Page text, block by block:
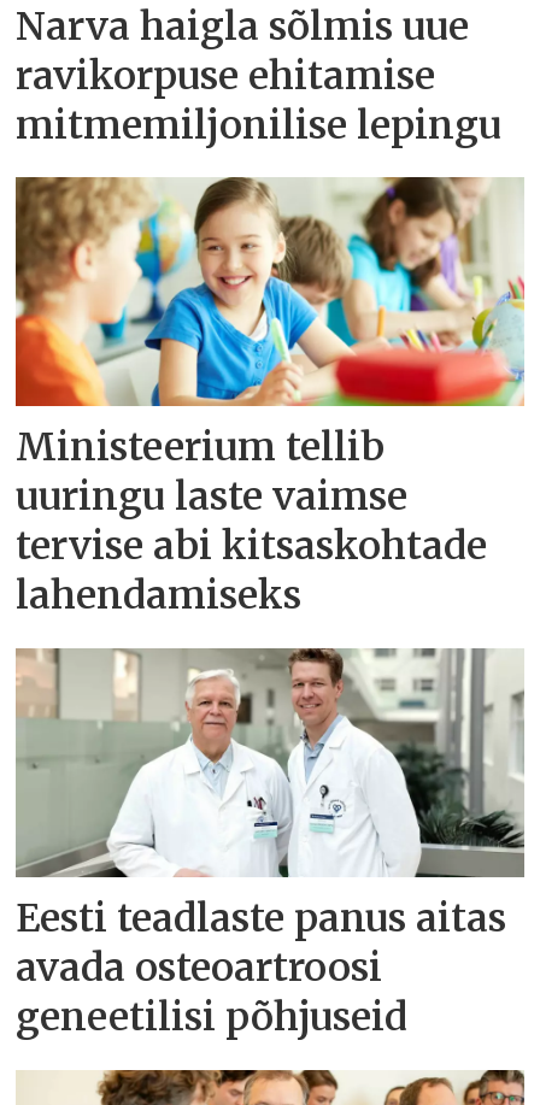
Narva haigla sõlmis uue
ravikorpuse ehitamise
mitmemiljonilise lepingu
Ministeerium tellib
uuringu laste vaimse
tervise abi kitsaskohtade
lahendamiseks
Eesti teadlaste panus aitas
avada osteoartroosi
geneetilisi põhjuseid